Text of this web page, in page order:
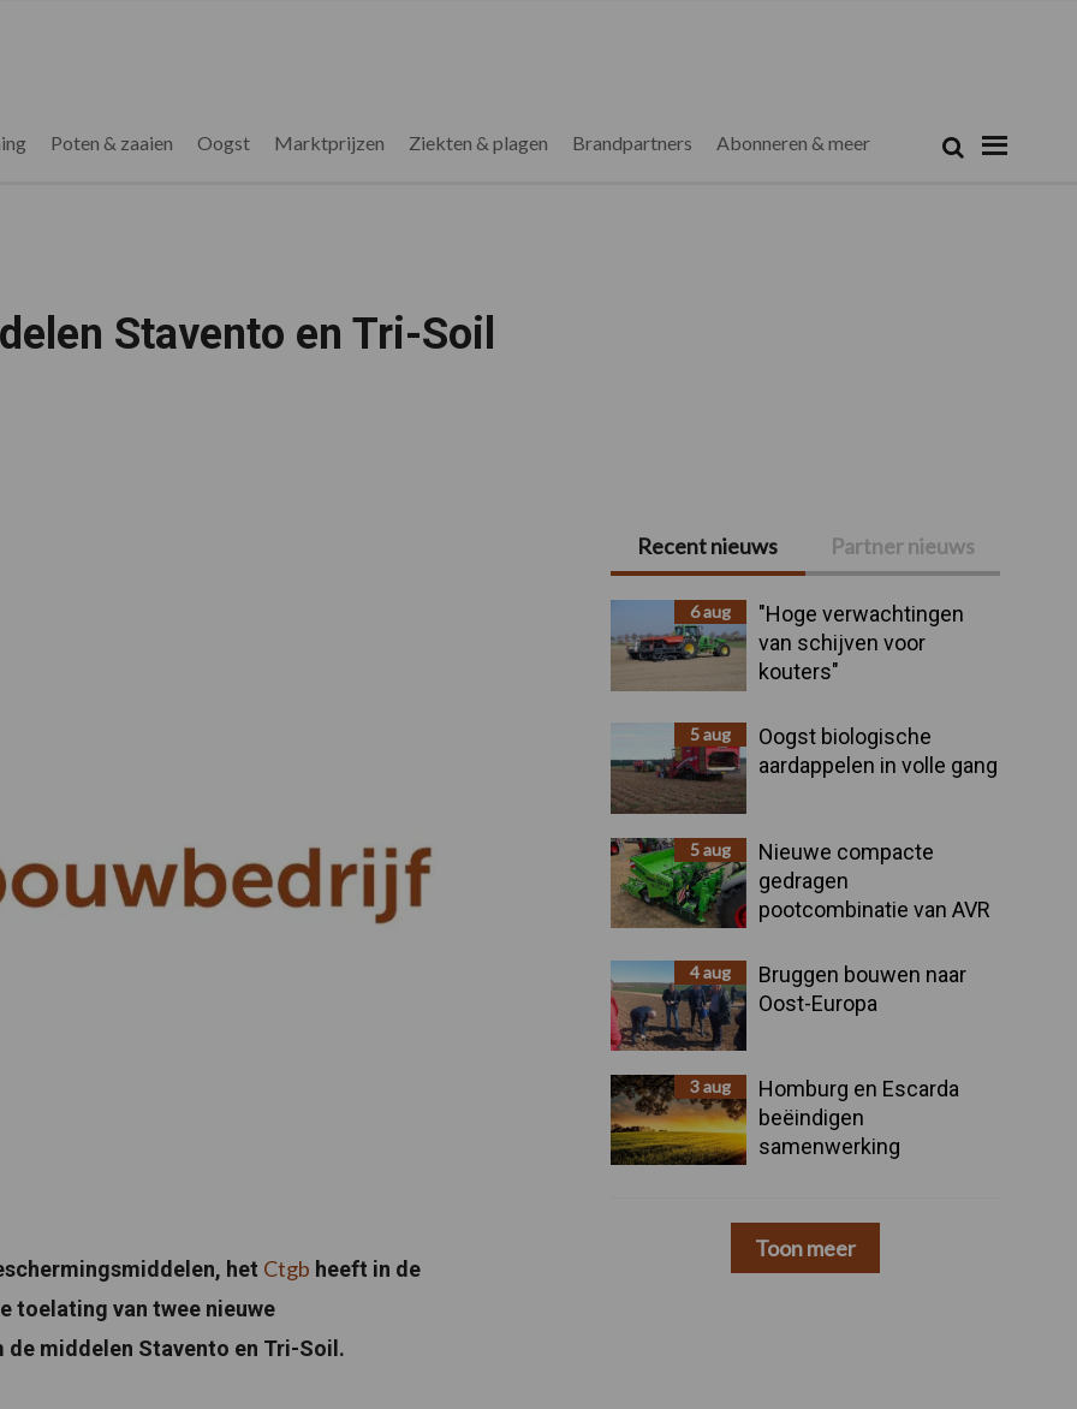
Poten & zaaien Oogst Marktprijzen Ziekten & plagen Brandpartners Abonneren & meer Zoek
Stavento en Tri-Soil
het Ctgb heeft in de
toelating van twee nieuwe
middelen Stavento en Tri-Soil.
Primaire
Sidebar
Recent nieuws Partner nieuws
6 aug
"Hoge verwachtingen
van schijven voor
kouters"
5 aug
Oogst biologische
aardappelen in volle gang
5 aug
Nieuwe compacte
gedragen
pootcombinatie van AVR
4 aug
Bruggen bouwen naar
Oost-Europa
3 aug
Homburg en Escarda
beëindigen
samenwerking
Toon meer